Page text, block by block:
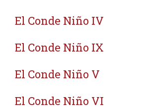
El Conde Niño IV
El Conde Niño IX
El Conde Niño V
El Conde Niño VI